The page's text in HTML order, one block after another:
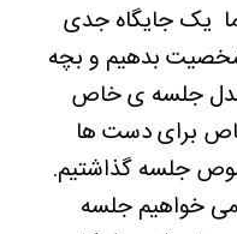
یک جایگاه جدی
بدهیم و بچه
جلسه ی خاص
برای دست ها
جلسه گذاشتیم.
خواهیم جلسه